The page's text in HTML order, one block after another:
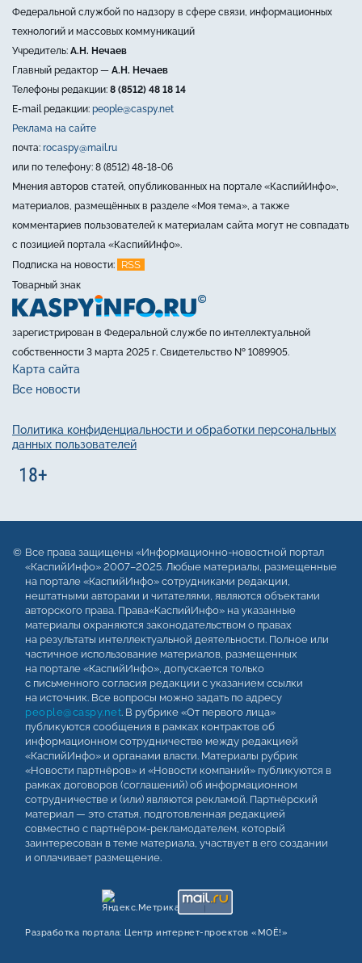
Федеральной службой по надзору в сфере связи, информационных
технологий и массовых коммуникаций
Учредитель: А.Н. Нечаев
Главный редактор — А.Н. Нечаев
Телефоны редакции: 8 (8512) 48 18 14
E-mail редакции: people@caspy.net
Реклама на сайте
почта: rocaspy@mail.ru
или по телефону: 8 (8512) 48-18-06
Мнения авторов статей, опубликованных на портале «КаспийИнфо»,
материалов, размещённых в разделе «Моя тема», а также
комментариев пользователей к материалам сайта могут не совпадать
с позицией портала «КаспийИнфо».
Подписка на новости:
RSS
Товарный знак
зарегистрирован в Федеральной службе по интеллектуальной
собственности 3 марта 2025 г. Свидетельство № 1089905.
Карта сайта
Все новости
Политика конфиденциальности и обработки персональных
данных пользователей
Все права защищены «Информационно-новостной портал
«КаспийИнфо» 2007–2025. Любые материалы, размещенные
на портале «КаспийИнфо» сотрудниками редакции,
нештатными авторами и читателями, являются объектами
авторского права. Права«КаспийИнфо» на указанные
материалы охраняются законодательством о правах
на результаты интеллектуальной деятельности. Полное или
частичное использование материалов, размещенных
на портале «КаспийИнфо», допускается только
с письменного согласия редакции с указанием ссылки
на источник. Все вопросы можно задать по адресу
people@caspy.net. В рубрике «От первого лица»
публикуются сообщения в рамках контрактов об
информационном сотрудничестве между редакцией
«КаспийИнфо» и органами власти. Материалы рубрик
«Новости партнёров» и «Новости компаний» публикуются в
рамках договоров (соглашений) об информационном
сотрудничестве и (или) являются рекламой. Партнёрский
материал — это статья, подготовленная редакцией
совместно с партнёром-рекламодателем, который
заинтересован в теме материала, участвует в его создании
и оплачивает размещение.
Разработка портала: Центр интернет‑проектов «МОЁ!»